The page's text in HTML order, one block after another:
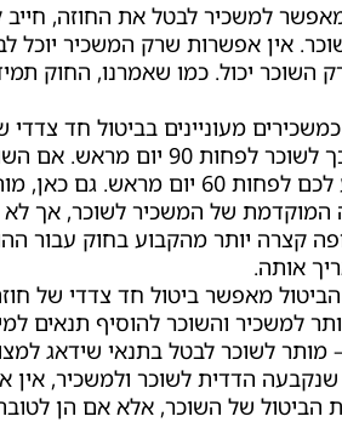
למשכיר לבטל את החוזה, חייב
אין אפשרות שרק המשכיר יוכל
השוכר יכול. כמו שאמרנו, החוק
מעוניינים בביטול חד צדדי
שכירות, עליכם להודיע על כך לשוכר לפחות 90 יום
מעוניין בביטול, עליו להודיע לכם לפחות 60 יום מראש. גם
המוקדמת של המשכיר לשוכר, אך
קצרה יותר מהקבוע בחוק עבור
אותה.
מאפשר ביטול חד צדדי של
למשכיר והשוכר להוסיף תנאים
מותר לשוכר לבטל בתנאי שידאג
שנקבעה הדדית לשוכר ולמשכיר, אין
הביטול של השוכר, אלא אם הן